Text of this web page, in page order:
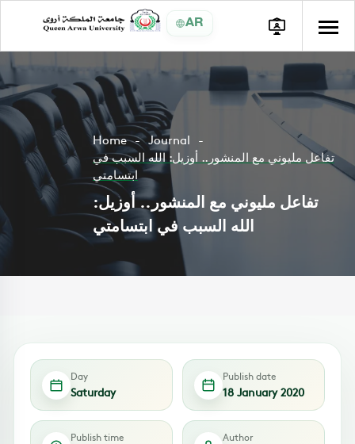
AR
Home
Journal
تفاعل مليوني مع المنشور.. أوزيل: الله السبب في
ابتسامتي
تفاعل مليوني مع المنشور.. أوزيل:
الله السبب في ابتسامتي
Day
Saturday
Publish date
18 January 2020
Publish time Author